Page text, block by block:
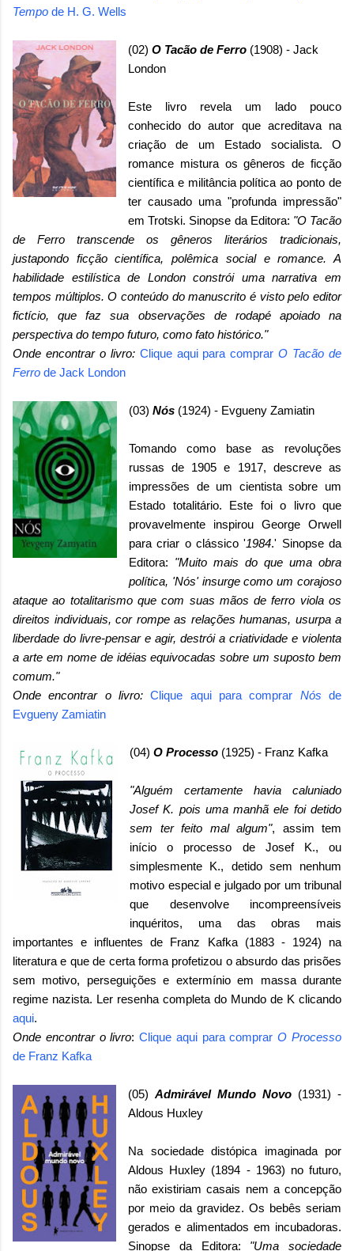
Tempo de H. G. Wells
(02) O Tacão de Ferro (1908) - Jack
London
Este livro revela um lado pouco
conhecido do autor que acreditava na
criação de um Estado socialista. O
romance mistura os gêneros de ficção
científica e militância política ao ponto de
ter causado uma "profunda impressão"
em Trotski. Sinopse da Editora: "O Tacão
de Ferro transcende os gêneros literários tradicionais,
justapondo ficção científica, polêmica social e romance. A
habilidade estilística de London constrói uma narrativa em
tempos múltiplos. O conteúdo do manuscrito é visto pelo editor
fictício, que faz sua observações de rodapé apoiado na
perspectiva do tempo futuro, como fato histórico."
Onde encontrar o livro: Clique aqui para comprarO Tacão de
Ferro de Jack London
(03) Nós (1924) - Evgueny Zamiatin
Tomando como base as revoluções
russas de 1905 e 1917, descreve as
impressões de um cientista sobre um
Estado totalitário. Este foi o livro que
provavelmente inspirou George Orwell
para criar o clássico '1984.' Sinopse da
Editora: "Muito mais do que uma obra
política, 'Nós' insurge como um corajoso
ataque ao totalitarismo que com suas mãos de ferro viola os
direitos individuais, cor rompe as relações humanas, usurpa a
liberdade do livre-pensar e agir, destrói a criatividade e violenta
a arte em nome de idéias equivocadas sobre um suposto bem
comum."
Onde encontrar o livro:Clique aqui para comprar Nósde
Evgueny Zamiatin
(04) O Processo (1925) - Franz Kafka
"Alguém certamente havia caluniado
Josef K. pois uma manhã ele foi detido
sem ter feito mal algum", assim tem
início o processo de Josef K., ou
simplesmente K., detido sem nenhum
motivo especial e julgado por um tribunal
que desenvolve incompreensíveis
inquéritos, uma das obras mais
importantes e influentes de Franz Kafka (1883 - 1924) na
literatura e que de certa forma profetizou o absurdo das prisões
sem motivo, perseguições e extermínio em massa durante
regime nazista. Ler resenha completa do Mundo de K clicando
aqui.
Onde encontrar o livro:Clique aqui para comprarO Processo
de Franz Kafka
(05) Admirável Mundo Novo (1931) -
Aldous Huxley
Na sociedade distópica imaginada por
Aldous Huxley (1894 - 1963) no futuro,
não existiriam casais nem a concepção
por meio da gravidez. Os bebês seriam
gerados e alimentados em incubadoras.
Sinopse da Editora: "Uma sociedade